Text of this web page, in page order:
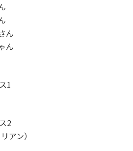
ん
ん
1
2
アン）